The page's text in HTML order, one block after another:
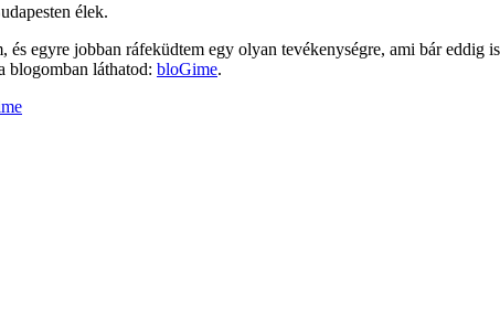
élek.
és egyre jobban ráfeküdtem egy olyan tevékenységre, ami bár
blogomban láthatod: bloGime.